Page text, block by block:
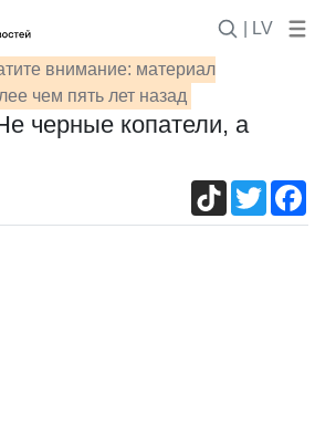
| LV
внимание: материал
чем пять лет назад
черные копатели, а
TikTokTwitter